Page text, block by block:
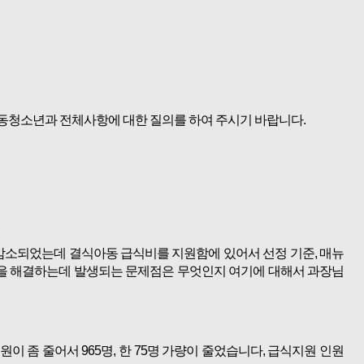
소년과 전체사항에 대한 질의를 하여 주시기 바랍니다.
되었는데 결식아동 급식비를 지원함에 있어서 선정 기준, 매뉴
해결하는데 발생되는 문제점은 무엇인지 여기에 대해서 과장님
이 좀 줄어서 965명, 한 75명 가량이 줄었습니다, 급식지원 인원